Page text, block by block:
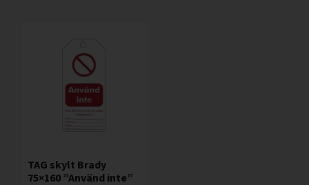
TAG skylt Brady
75×160 ”Använd inte”